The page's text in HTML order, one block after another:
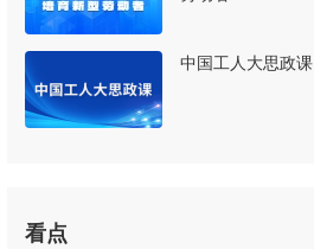
中国工人大思政课
看点